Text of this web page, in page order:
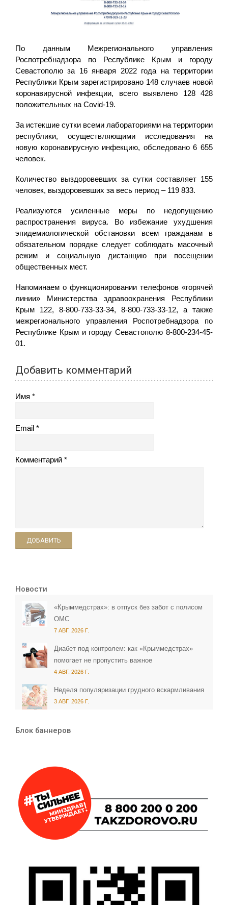
По данным Межрегионального управления
Роспотребнадзора по Республике Крым и городу
Севастополю за 16 января 2022 года на территории
Республики Крым зарегистрировано 148 случаев новой
коронавирусной инфекции, всего выявлено 128 428
положительных на Covid-19.
За истекшие сутки всеми лабораториями на территории
республики, осуществляющими исследования на
новую коронавирусную инфекцию, обследовано 6 655
человек.
Количество выздоровевших за сутки составляет 155
человек, выздоровевших за весь период – 119 833.
Реализуются усиленные меры по недопущению
распространения вируса. Во избежание ухудшения
эпидемиологической обстановки всем гражданам в
обязательном порядке следует соблюдать масочный
режим и социальную дистанцию при посещении
общественных мест.
Напоминаем о функционировании телефонов «горячей
линии» Министерства здравоохранения Республики
Крым 122, 8-800-733-33-34, 8-800-733-33-12, а также
межрегионального управления Роспотребнадзора по
Республике Крым и городу Севастополю 8-800-234-45-
01.
Добавить комментарий
Имя
Email
Комментарий
ДОБАВИТЬ
Новости
«Крыммедстрах»: в отпуск без забот с полисом
ОМС
7 АВГ. 2026 Г.
Диабет под контролем: как «Крыммедстрах»
помогает не пропустить важное
4 АВГ. 2026 Г.
Неделя популяризации грудного вскармливания
3 АВГ. 2026 Г.
Блок баннеров